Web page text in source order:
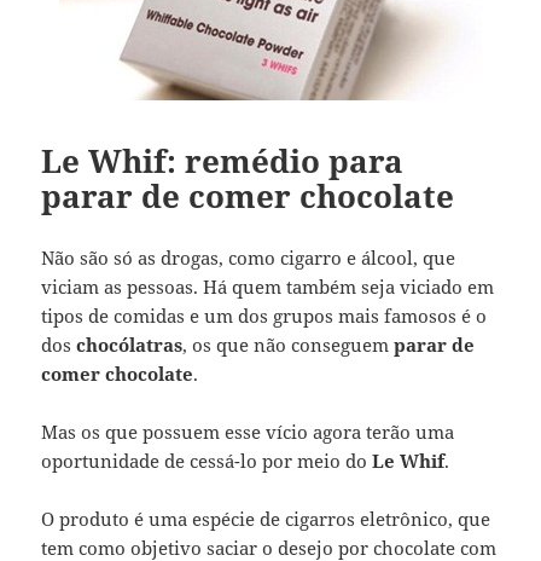
Le Whif: remédio para
parar de comer chocolate
Não são só as drogas, como cigarro e álcool, que
viciam as pessoas. Há quem também seja viciado em
tipos de comidas e um dos grupos mais famosos é o
doschocólatras, os que não conseguemparar de
comer chocolate.
Mas os que possuem esse vício agora terão uma
oportunidade de cessá-lo por meio doLe Whif.
O produto é uma espécie de cigarros eletrônico, que
tem como objetivo saciar o desejo por chocolate com